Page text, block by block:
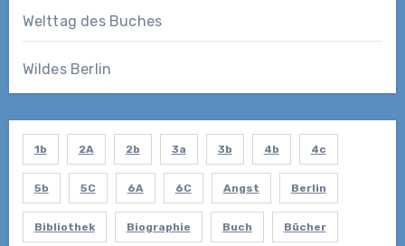
Welttag des Buches
Wildes Berlin
1b 2A 2b 3a 3b 4b 4c
5b 5C 6A 6C Angst Berlin
Bibliothek Biographie Buch Bücher